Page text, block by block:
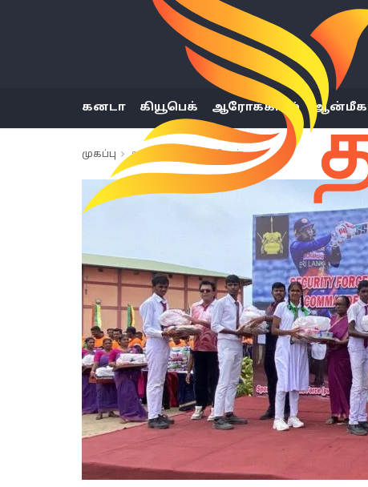
கனடா கியூபெக் ஆரோக்கியம்
முகப்பு அண்மைய செய்திகள்